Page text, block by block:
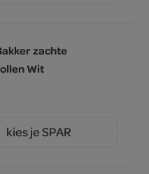
zachte
Wit
kies je SPAR